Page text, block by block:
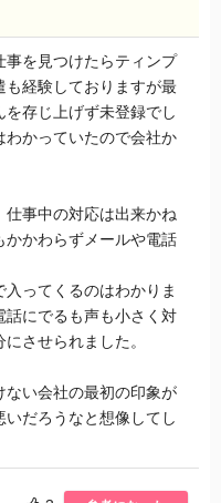
を見つけたらティンプ
も経験しておりますが最
存じ上げず未登録でし
わかっていたので会社か
事中の対応は出来かね
かかわらずメールや電話
ってくるのはわかりま
にでるも声も小さく対
させられました。
ない会社の最初の印象が
だろうなと想像してし